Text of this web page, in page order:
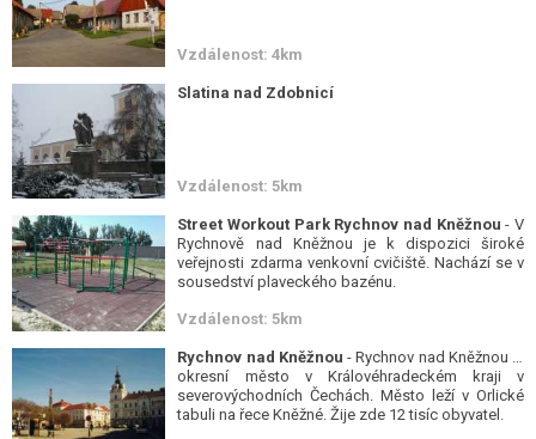
Vzdálenost: 4km
Slatina nad Zdobnicí
Vzdálenost: 5km
Street Workout Park Rychnov nad Kněžnou - V
Rychnově nad Kněžnou je k dispozici široké
veřejnosti zdarma venkovní cvičiště. Nachází se v
sousedství plaveckého bazénu.
Vzdálenost: 5km
Rychnov nad Kněžnou - Rychnov nad Kněžnou je
okresní město v Královéhradeckém kraji v
severovýchodních Čechách. Město leží v Orlické
tabuli na řece Kněžné. Žije zde 12 tisíc obyvatel.